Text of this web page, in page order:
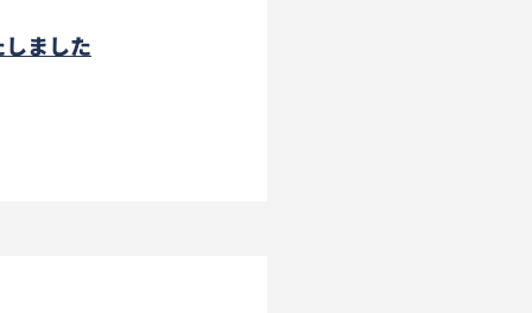
ました